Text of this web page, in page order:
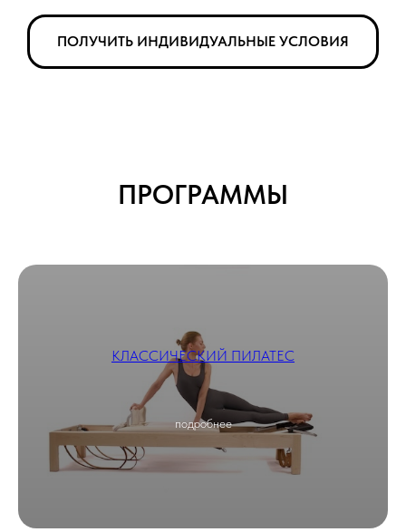
ПОЛУЧИТЬ ИНДИВИДУАЛЬНЫЕ УСЛОВИЯ
ПРОГРАММЫ
КЛАССИЧЕСКИЙ ПИЛАТЕС
подробнее